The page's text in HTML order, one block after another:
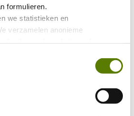
formulieren.
we statistieken en
verzamelen anonieme
te herleiden tot jou als persoon
met eventuele advertentie- of
via onze Youtube video's. Deze